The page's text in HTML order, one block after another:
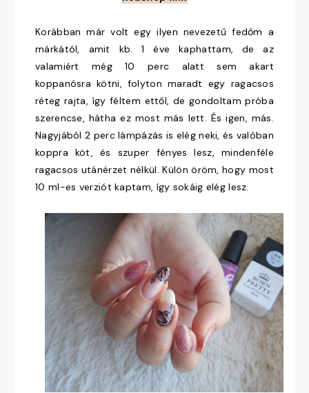
Korábban már volt egy ilyen nevezetű fedőm a
márkától, amit kb. 1 éve kaphattam, de az
valamiért még 10 perc alatt sem akart
koppanósra kötni, folyton maradt egy ragacsos
réteg rajta, így féltem ettől, de gondoltam próba
szerencse, hátha ez most más lett. És igen, más.
Nagyjából 2 perc lámpázás is elég neki, és valóban
koppra köt, és szuper fényes lesz, mindenféle
ragacsos utánérzet nélkül. Külön öröm, hogy most
10 ml-es verziót kaptam, így sokáig elég lesz.